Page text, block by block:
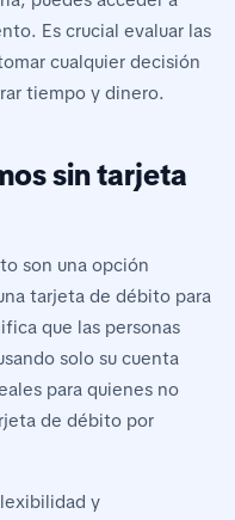
Es crucial evaluar las
cualquier decisión
tiempo y dinero.
sin tarjeta
son una opción
tarjeta de débito para
que las personas
solo su cuenta
para quienes no
de débito por
y